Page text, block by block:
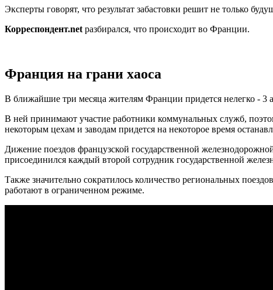
Эксперты говорят, что результат забастовки решит не только
Корреспондент.net разбирался, что происходит во Франции.
Франция на грани хаоса
В ближайшие три месяца жителям Франции придется нелегко - 3
В ней принимают участие работники коммунальных служб,
некоторым цехам и заводам придется на некоторое время
Дижение поездов французской государственной
присоединился каждый второй сотрудник государственной
Также значительно сократилось количество региональных
работают в ограниченном режиме.